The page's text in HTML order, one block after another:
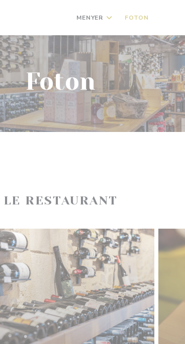
MENYER FOTON
Foton
LE RESTAURANT